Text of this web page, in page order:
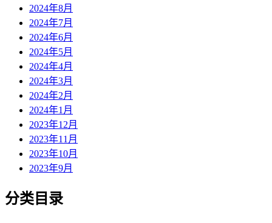
2024年8月
2024年7月
2024年6月
2024年5月
2024年4月
2024年3月
2024年2月
2024年1月
2023年12月
2023年11月
2023年10月
2023年9月
分类目录